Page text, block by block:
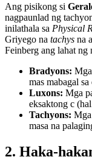
Ang pisikong si
nagpaunlad ng
inilathala sa Physical
Griyego na tachys na
Feinberg ang lahat ng
Bradyons:
mas mabagal
Luxons: Mga
eksaktong c
Tachyons:
masa na
2. Haka-